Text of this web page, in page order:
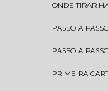
ONDE TIRAR
PASSO A
PASSO A
PRIMEIRA